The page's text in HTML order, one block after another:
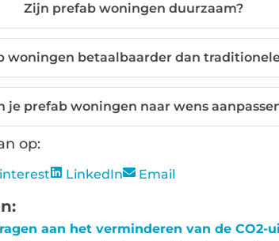
Zijn prefab woningen duurzaam?
woningen betaalbaarder dan
je prefab woningen naar wens
op:
LinkedIn Email
aan het verminderen van de CO2-